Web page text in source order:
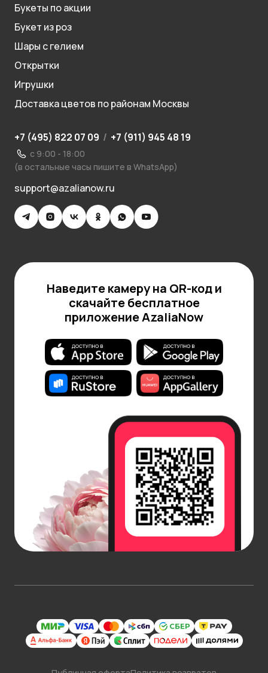
Букеты по акции
Букет из роз
Шары с гелием
Открытки
Игрушки
Доставка цветов по районам Москвы
+7 (495) 822 07 09 / +7 (911) 945 48 19
с 9:00 - 18:00
(в остальные часы пишите в WhatsApp)
support@azalianow.ru
Наведите камеру на QR-код и
скачайте бесплатное
приложение AzaliaNow